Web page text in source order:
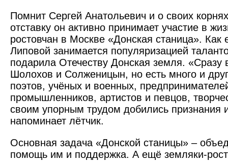
Помнит Сергей Анатольевич и о своих
отставку он активно принимает участие в
ростовчан в Москве «Донская станица». Как
Липовой занимается популяризацией
подарила Отечеству Донская земля. «Сразу
Шолохов и Солженицын, но есть много и
поэтов, учёных и военных,
промышленников, артистов и певцов,
своим упорным трудом добились признания
напоминает лётчик.
Основная задача «Донской станицы» –
помощь им и поддер­жка. А ещё земляки-